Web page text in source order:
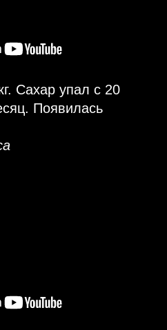
Сахар упал с 20
Появилась